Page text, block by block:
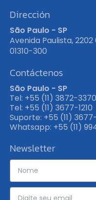
Dirección
São Paulo - SP
Avenida Paulista,
01310-300
Contáctenos
São Paulo - SP
Tel: +55 (11) 3872-3370
Tel: +55 (11) 3677-1210
Suporte: +55 (11) 3677-
Whatsapp: +55 (11)
Newsletter